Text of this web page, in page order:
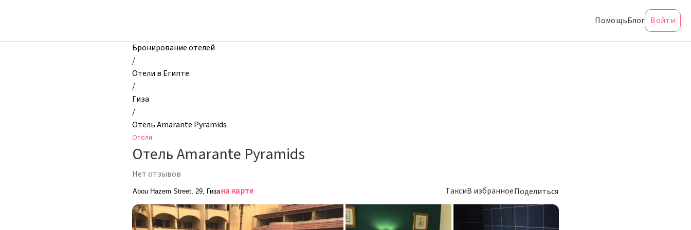
Отель
ПомощьБлог Войти
Бронирование отелей
/
Отели в Египте
/
Гиза
/
Отель Amarante Pyramids
Отели
Отель Amarante Pyramids
Нет отзывов
Abou Hazem Street, 29, Гизана карте ТаксиВ избранноеПоделиться